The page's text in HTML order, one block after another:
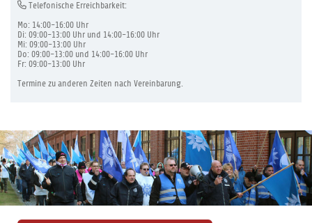
Telefonische Erreichbarkeit:
Mo: 14:00-16:00 Uhr
Di: 09:00-13:00 Uhr und 14:00-16:00 Uhr
Mi: 09:00-13:00 Uhr
Do: 09:00-13:00 und 14:00-16:00 Uhr
Fr: 09:00-13:00 Uhr
Termine zu anderen Zeiten nach Vereinbarung.